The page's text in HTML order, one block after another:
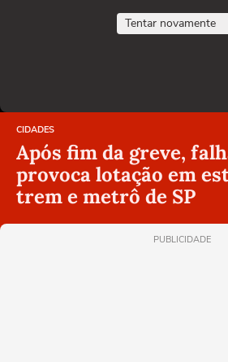
Tentar novamente
CIDADES
Após fim da greve,
provoca lotação em
trem e metrô de SP
PUBLICIDADE